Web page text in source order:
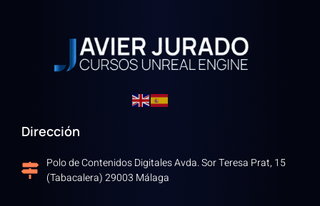
Dirección
Polo de Contenidos Digitales Avda. Sor Teresa Prat, 15
(Tabacalera) 29003 Málaga